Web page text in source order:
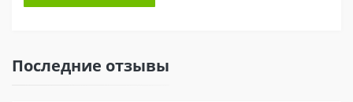
Последние отзывы